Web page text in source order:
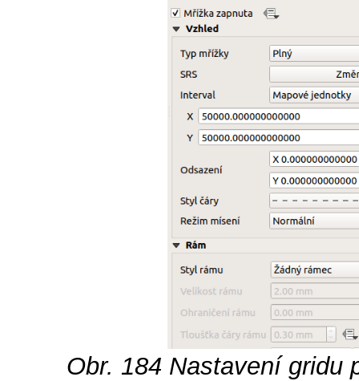
Obr. 184 Nastavení gridu